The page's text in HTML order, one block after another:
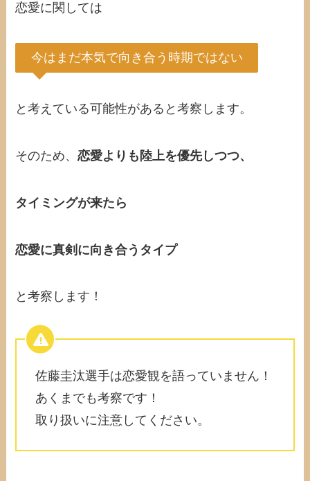
恋愛に関しては
今はまだ本気で向き合う時期ではない
と考えている可能性があると考察します。
そのため、恋愛よりも陸上を優先しつつ、
タイミングが来たら
恋愛に真剣に向き合うタイプ
と考察します！
佐藤圭汰選手は恋愛観を語っていません！
あくまでも考察です！
取り扱いに注意してください。